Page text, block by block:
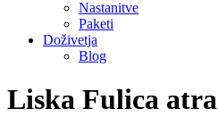
Nastanitve
Paketi
Doživetja
Blog
Liska Fulica atra